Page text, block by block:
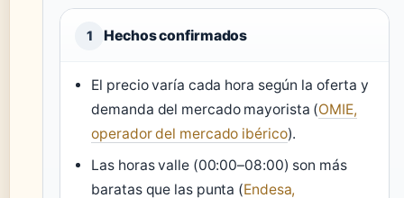
1 Hechos confirmados
El precio varía cada hora según la oferta y
demanda del mercado mayorista (OMIE,
operador del mercado ibérico).
Las horas valle (00:00–08:00) son más
baratas que las punta (Endesa,